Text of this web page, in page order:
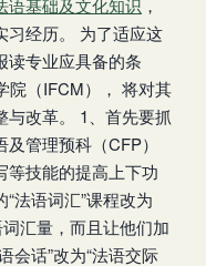
习经历。 为了适应这
读专业应具备的条
院（IFCM）， 将对其
与改革。 1、首先要抓
管理预科（CFP）
等技能的提高上下功
法语词汇”课程改为
汇量，而且让他们加
会话”改为“法语交际